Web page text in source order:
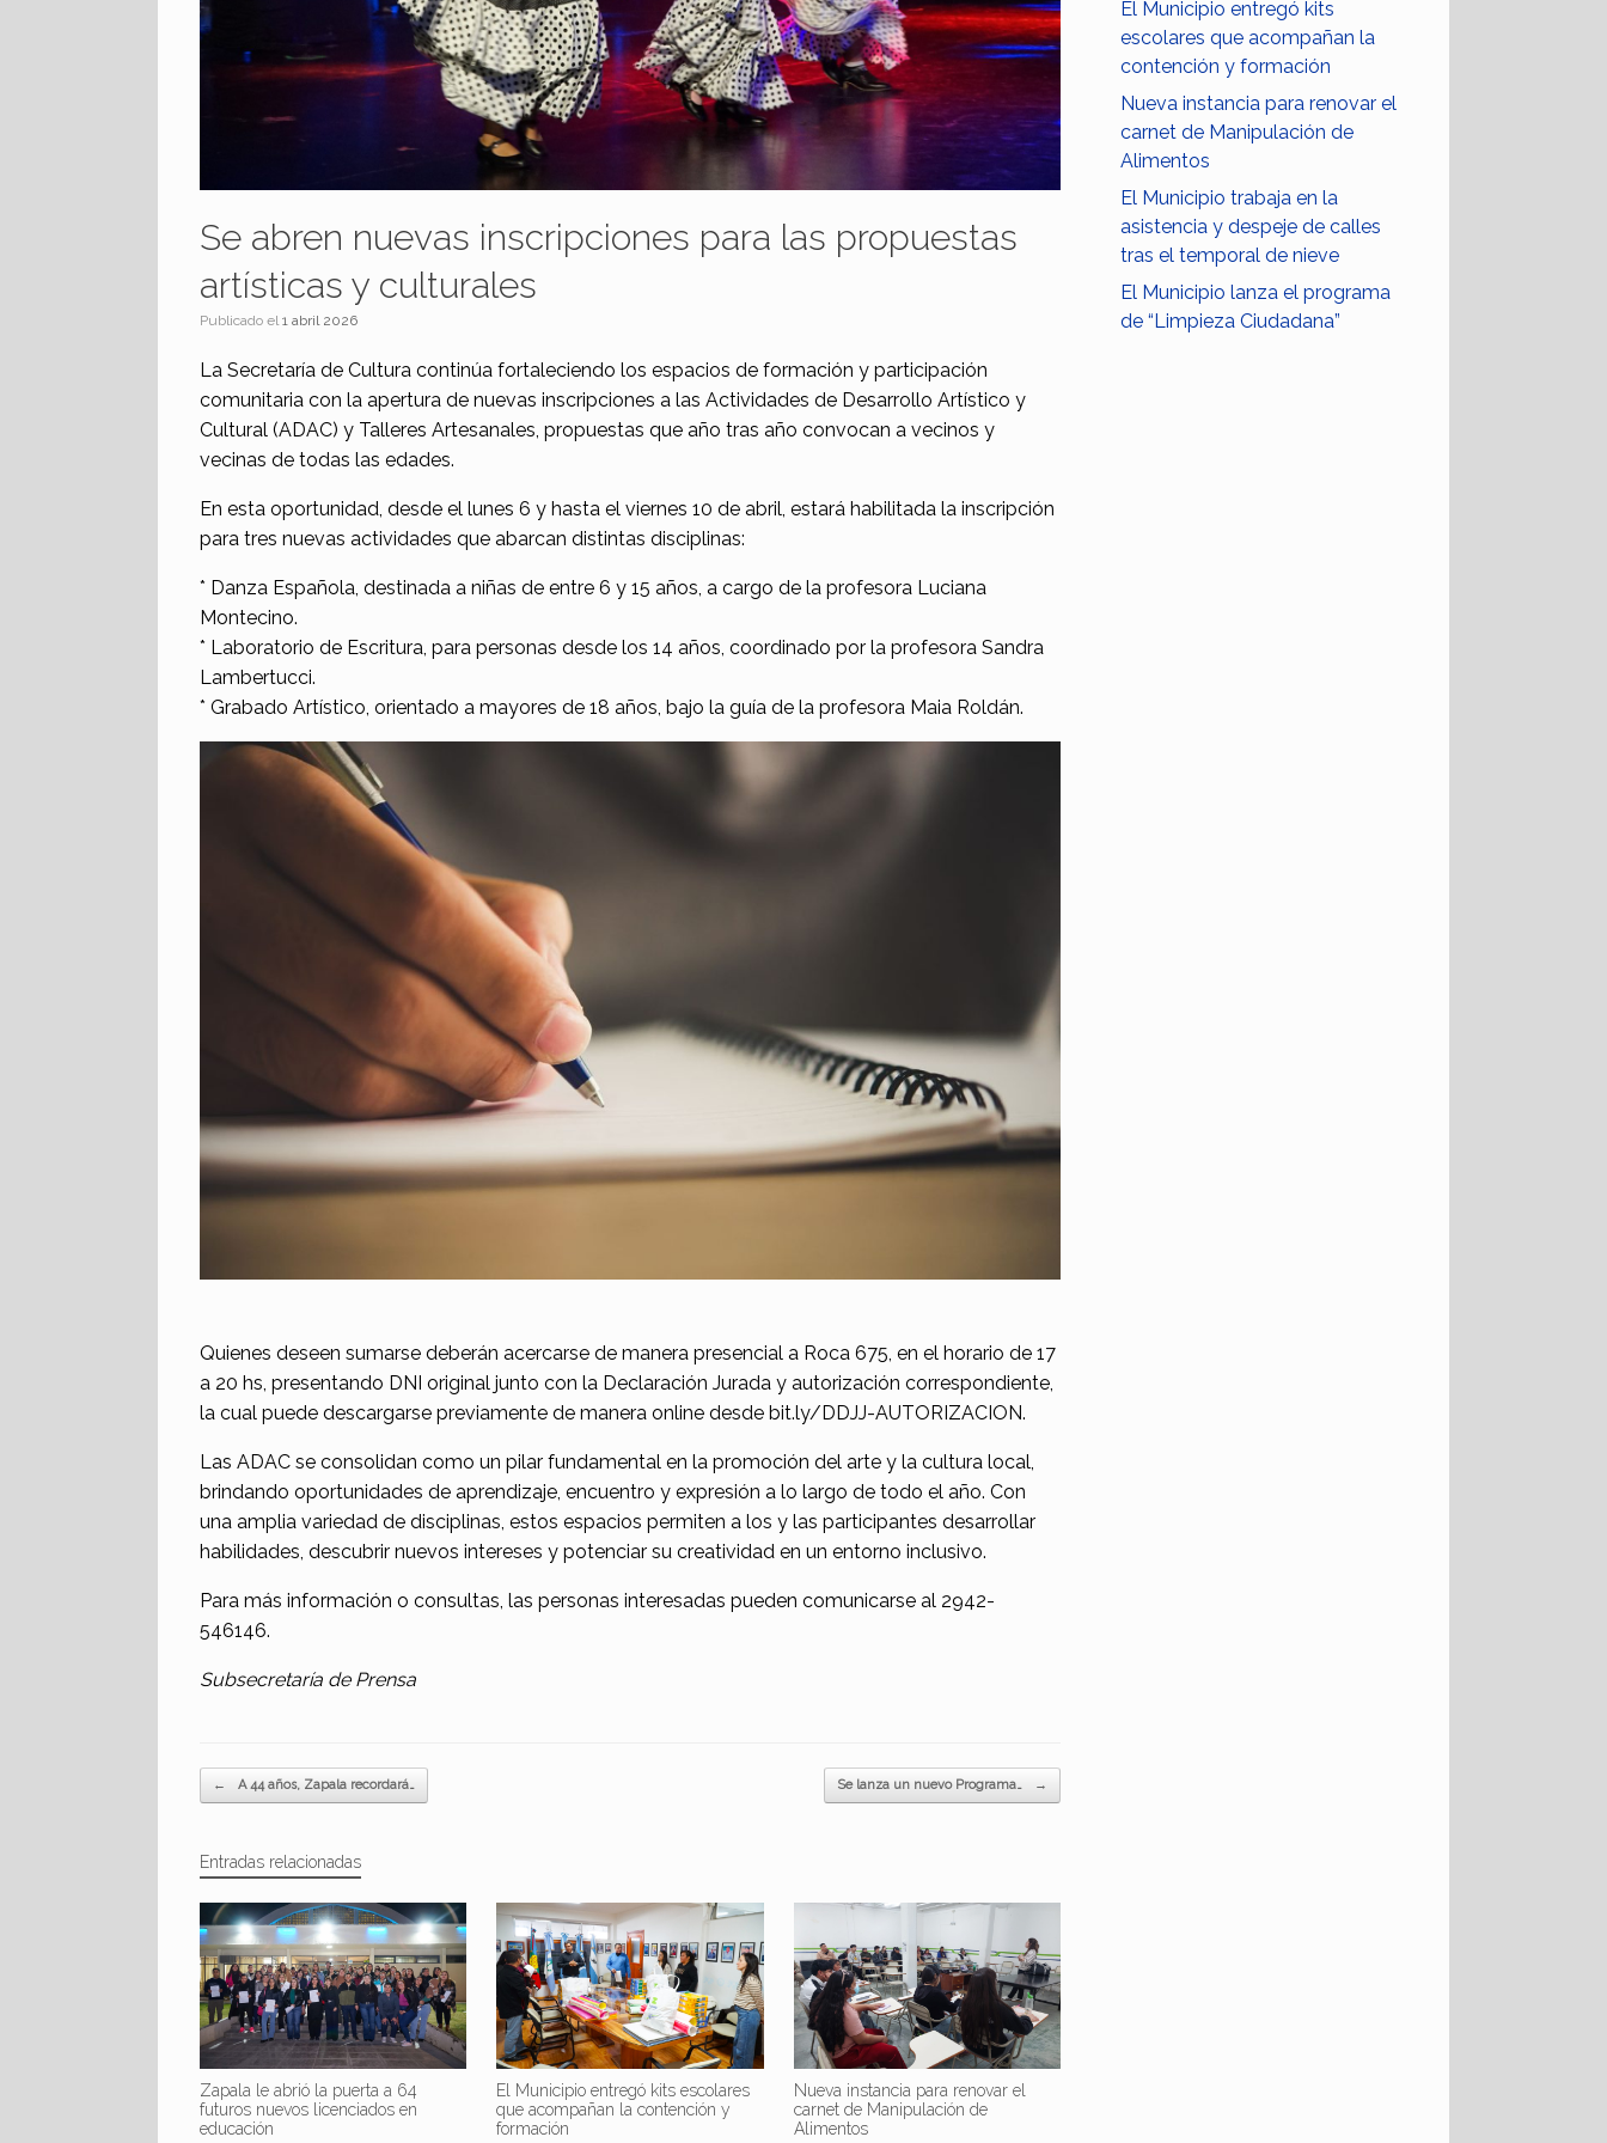
Se abren nuevas inscripciones para las propuestas
artísticas y culturales
Publicado el1 abril 2026
La Secretaría de Cultura continúa fortaleciendo los espacios de formación y participación
comunitaria con la apertura de nuevas inscripciones a las Actividades de Desarrollo Artístico y
Cultural (ADAC) y Talleres Artesanales, propuestas que año tras año convocan a vecinos y
vecinas de todas las edades.
En esta oportunidad, desde el lunes 6 y hasta el viernes 10 de abril, estará habilitada la inscripción
para tres nuevas actividades que abarcan distintas disciplinas:
* Danza Española, destinada a niñas de entre 6 y 15 años, a cargo de la profesora Luciana
Montecino.
* Laboratorio de Escritura, para personas desde los 14 años, coordinado por la profesora Sandra
Lambertucci.
* Grabado Artístico, orientado a mayores de 18 años, bajo la guía de la profesora Maia Roldán.
Quienes deseen sumarse deberán acercarse de manera presencial a Roca 675, en el horario de 17
a 20 hs, presentando DNI original junto con la Declaración Jurada y autorización correspondiente,
la cual puede descargarse previamente de manera online desde bit.ly/DDJJ-AUTORIZACION.
Las ADAC se consolidan como un pilar fundamental en la promoción del arte y la cultura local,
brindando oportunidades de aprendizaje, encuentro y expresión a lo largo de todo el año. Con
una amplia variedad de disciplinas, estos espacios permiten a los y las participantes desarrollar
habilidades, descubrir nuevos intereses y potenciar su creatividad en un entorno inclusivo.
Para más información o consultas, las personas interesadas pueden comunicarse al 2942-
546146.
Subsecretaría de Prensa
Navegador de artículos
← A 44 años, Zapala recordará… Se lanza un nuevo Programa… →
Entradas relacionadas
Zapala le abrió la puerta a 64
futuros nuevos licenciados en
educación
El Municipio entregó kits escolares
que acompañan la contención y
formación
Nueva instancia para renovar el
carnet de Manipulación de
Alimentos
El Municipio entregó kits
escolares que acompañan la
contención y formación
Nueva instancia para renovar el
carnet de Manipulación de
Alimentos
El Municipio trabaja en la
asistencia y despeje de calles
tras el temporal de nieve
El Municipio lanza el programa
de “Limpieza Ciudadana”